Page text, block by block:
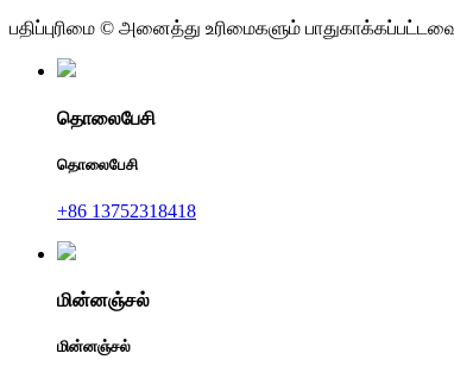
பதிப்புரிமை © அனைத்து உரிமைகளும்
தொலைபேசி
தொலைபேசி
+86 13752318418
மின்னஞ்சல்
மின்னஞ்சல்